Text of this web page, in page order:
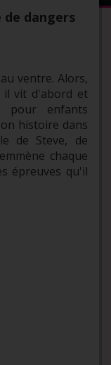
de dangers
ventre. Alors,
il vit d'abord et
pour enfants
histoire dans
de Steve, de
chaque
épreuves qu'il